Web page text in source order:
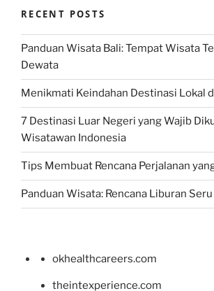
RECENT POSTS
Panduan Wisata Bali: Tempat Wisata
Dewata
Menikmati Keindahan Destinasi Lokal
7 Destinasi Luar Negeri yang Wajib
Wisatawan Indonesia
Tips Membuat Rencana Perjalanan
Panduan Wisata: Rencana Liburan
okhealthcareers.com
theintexperience.com